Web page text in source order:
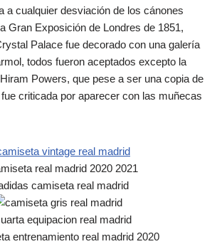
a cualquier desviación de los cánones
Gran Exposición de Londres de 1851,
Palace fue decorado con una galería
todos fueron aceptados excepto la
Powers, que pese a ser una copia de
criticada por aparecer con las muñecas